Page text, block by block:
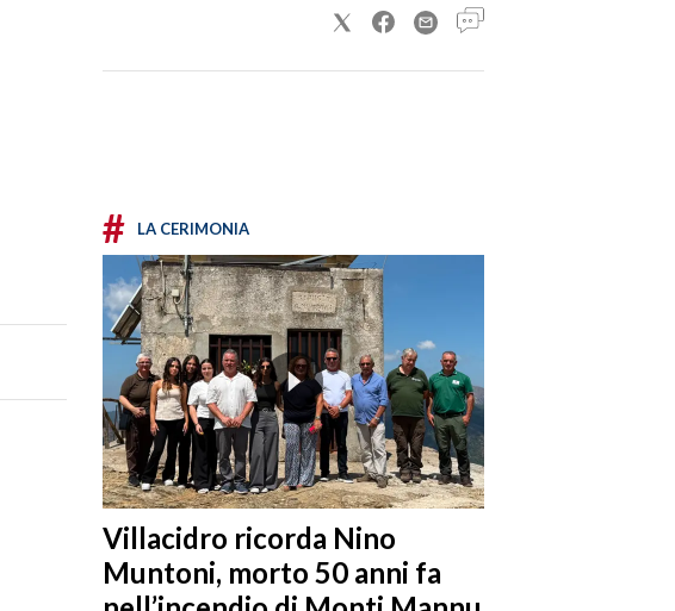
# LA CERIMONIA
Villacidro ricorda Nino
Muntoni, morto 50 anni fa